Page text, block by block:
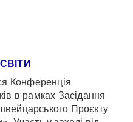
Конференція
в рамках Засідання
Проєкту